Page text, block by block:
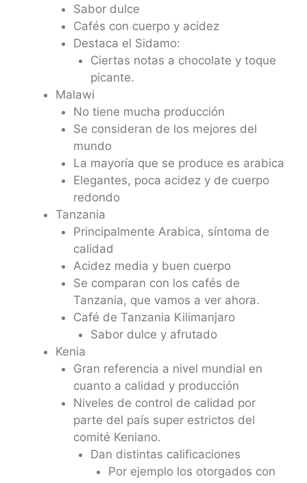
Sabor dulce
Cafés con cuerpo y acidez
Destaca el Sidamo:
Ciertas notas a chocolate y toque
picante.
Malawi
No tiene mucha producción
Se consideran de los mejores del
mundo
La mayoría que se produce es arabica
Elegantes, poca acidez y de cuerpo
redondo
Tanzania
Principalmente Arabica, síntoma de
calidad
Acidez media y buen cuerpo
Se comparan con los cafés de
Tanzania, que vamos a ver ahora.
Café de Tanzania Kilimanjaro
Sabor dulce y afrutado
Kenia
Gran referencia a nivel mundial en
cuanto a calidad y producción
Niveles de control de calidad por
parte del país super estrictos del
comité Keniano.
Dan distintas calificaciones
Por ejemplo los otorgados con